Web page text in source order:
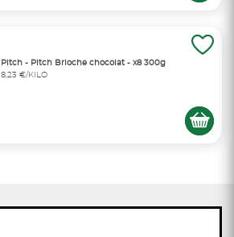
Pitch - Pitch Brioche chocolat - x8 300g
8,23 €/KILO